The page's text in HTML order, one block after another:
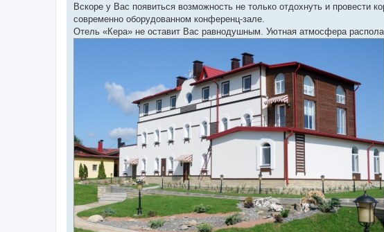
Вскоре у Вас появиться возможность не только отдохнуть и провести
современно оборудованном конференц-зале.
Отель «Кера» не оставит Вас равнодушным. Уютная атмосфера